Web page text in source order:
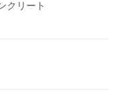
クリート